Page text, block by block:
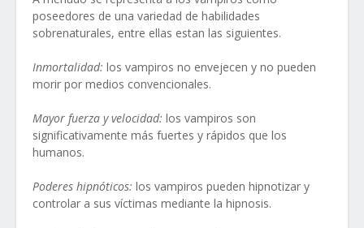
poseedores de una variedad de habilidades
sobrenaturales, entre ellas estan las siguientes.
Inmortalidad: los vampiros no envejecen y no pueden
morir por medios convencionales.
Mayor fuerza y velocidad: los vampiros son
significativamente más fuertes y rápidos que los
humanos.
Poderes hipnóticos: los vampiros pueden hipnotizar y
controlar a sus víctimas mediante la hipnosis.